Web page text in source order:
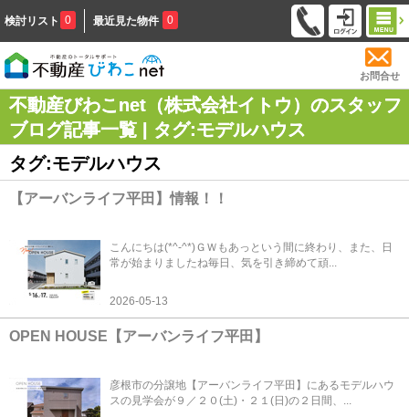
検討リスト 0 最近見た物件 0
お問合せ
不動産びわこnet（株式会社イトウ）のスタッフ
ブログ記事一覧 | タグ:モデルハウス
タグ:モデルハウス
【アーバンライフ平田】情報！！
こんにちは(*^-^*)ＧＷもあっという間に終わり、また、日
常が始まりましたね毎日、気を引き締めて頑...
2026-05-13
OPEN HOUSE【アーバンライフ平田】
彦根市の分譲地【アーバンライフ平田】にあるモデルハウ
スの見学会が９／２０(土)・２１(日)の２日間、...